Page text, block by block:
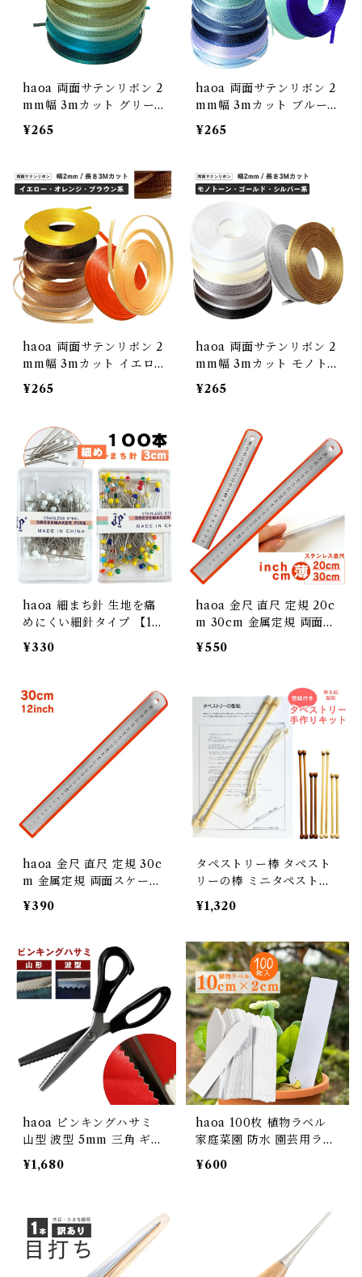
haoa 両面サテンリボン 2
mm幅 3mカット グリー
ン系 極小 ドール 手芸 ア
クセサリー
¥265
haoa 両面サテンリボン 2
mm幅 3mカット ブルー
系 極小 ドール 手芸 アク
セサリー
¥265
haoa 両面サテンリボン 2
mm幅 3mカット イエロ
ー・オレンジ・ブラウン系
極小 ドール 手芸 アクセサ
¥265
haoa 両面サテンリボン 2
mm幅 3mカット モノト
ーン・ゴールド・シルバー
系 極小 ドール 手芸 アク
ン DIY 手作り ハンドメイ
¥265
haoa 細まち針 生地を痛
めにくい細針タイプ 【10
0本入り】 <br> まち針 シ
ルクピン 縫製ピン 待ち針
グ 洋裁ピン 玉ピン 押さえ
ピン マチバリ 待針
¥330
haoa 金尺 直尺 定規 20c
m 30cm 金属定規 両面ス
ケール センチ インチ 上下
段 1mmピッチ 測定工具
¥550
haoa 金尺 直尺 定規 30c
m 金属定規 両面スケール
センチ インチ 上下段 1m
mピッチ 測定工具 薄め
¥390
タペストリー棒 タペスト
リーの棒 ミニタペストリ
ー 型紙付き 紐80cm付き
カンタン手作りキット 壁
リー 布ポスター 木製 部屋
飾り
¥1,320
haoa ピンキングハサミ
山型 波型 5mm 三角 ギザ
ギザ なみなみ 波刃 ステン
レス製 はさみ ピンキング
利 裁縫 布切り手芸洋裁鋏
DIY ラッピング用 洋裁道
具
¥1,680
haoa 100枚 植物ラベル
家庭菜園 防水 園芸用ラベ
ル 園芸ラベル 盆栽ラベル
花ラベル 可愛い 苗タグ 植
¥600